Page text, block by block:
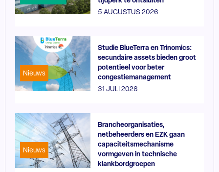
5 AUGUSTUS 2026
Nieuws
Studie BlueTerra en Trinomics:
secundaire assets bieden groot
potentieel voor beter
congestiemanagement
31 JULI 2026
Nieuws
Brancheorganisaties,
netbeheerders en EZK gaan
capaciteitsmechanisme
vormgeven in technische
klankbordgroepen